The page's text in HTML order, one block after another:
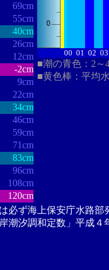
69cm
55cm
40cm
26cm
12cm
-2cm
9cm
22cm
34cm
46cm
59cm
71cm
83cm
96cm
108cm
120cm
00 01 02 03
■潮の青色：2～
■黄色棒：平均
ず海上保安庁水路部
汐調和定数」平成４